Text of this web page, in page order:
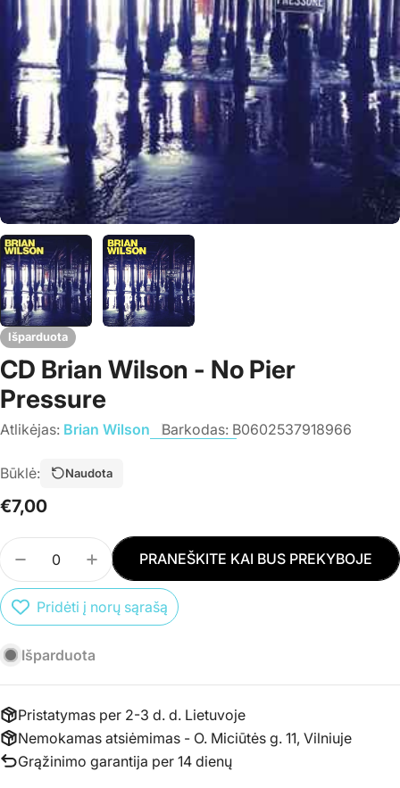
Išparduota
CD Brian Wilson - No Pier
Pressure
Atlikėjas: Brian Wilson Barkodas: B0602537918966
Būklė: Naudota
Įprasta
€7,00
Kiekis
SUMAŽINTI PREKĖS CD BRIAN WILSON - NO
PADIDINTI PREKĖS CD BRIAN WILSON
PRANEŠKITE KAI BUS PREKYBOJE
Pridėti į norų sąrašą
Išparduota
Pristatymas per 2-3 d. d. Lietuvoje
Nemokamas atsiėmimas - O. Miciūtės g. 11, Vilniuje
Grąžinimo garantija per 14 dienų